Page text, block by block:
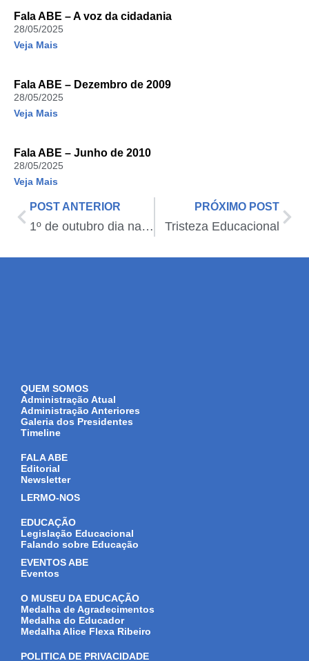
Fala ABE – A voz da cidadania
28/05/2025
Veja Mais
Fala ABE – Dezembro de 2009
28/05/2025
Veja Mais
Fala ABE – Junho de 2010
28/05/2025
Veja Mais
POST ANTERIOR
1º de outubro dia nacional e internacional da pessoa idosa
PRÓXIMO POST
Tristeza Educacional
QUEM SOMOS
Administração Atual
Administração Anteriores
Galeria dos Presidentes
Timeline
FALA ABE
Editorial
Newsletter
LERMO-NOS
EDUCAÇÃO
Legislação Educacional
Falando sobre Educação
EVENTOS ABE
Eventos
O MUSEU DA EDUCAÇÃO
Medalha de Agradecimentos
Medalha do Educador
Medalha Alice Flexa Ribeiro
POLITICA DE PRIVACIDADE